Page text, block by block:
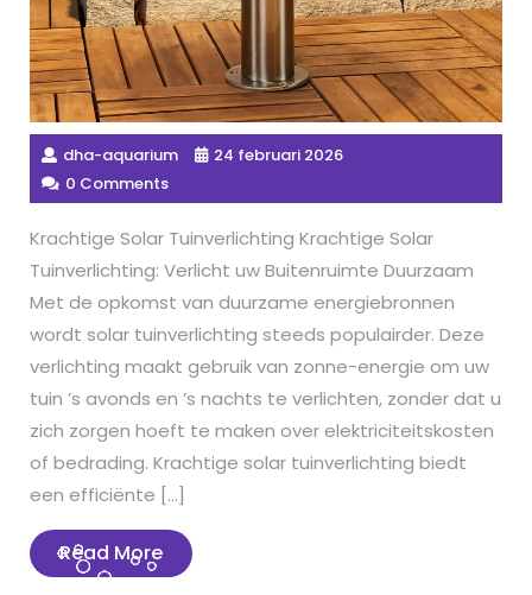
dha-aquarium
24 februari 2026
0 Comments
Krachtige Solar Tuinverlichting Krachtige Solar
Tuinverlichting: Verlicht uw Buitenruimte Duurzaam
Met de opkomst van duurzame energiebronnen
wordt solar tuinverlichting steeds populairder. Deze
verlichting maakt gebruik van zonne-energie om uw
tuin ’s avonds en ’s nachts te verlichten, zonder dat u
zich zorgen hoeft te maken over elektriciteitskosten
of bedrading. Krachtige solar tuinverlichting biedt
een efficiënte […]
Read MoreRead
More